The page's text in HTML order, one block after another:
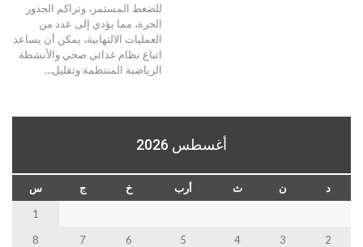
للضغط المستمر، وتراكم الجذور
الحرة، مما يؤدي إلى عدد من
العمليات الالتهابية، يمكن أن يساعد
اتباع نظام غذائي صحي والأنشطة
الرياضية المنتظمة وتقليل…
أغسطس 2026
د ن ث أرب خ ج
س
1
2
3
4
5
6
7
8